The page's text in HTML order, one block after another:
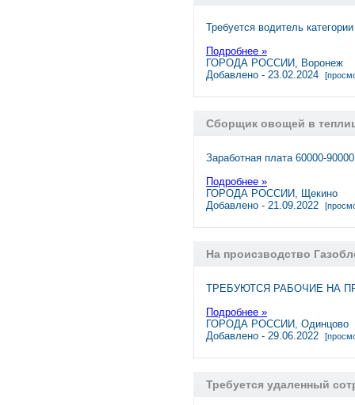
Требуется вoдитeль
Подробнее »
ГОРОДА РОССИИ, Воронеж
Добавлено - 23.02.2024
Сборщик овощей в
Заработная плата 60000-
Подробнее »
ГОРОДА РОССИИ, Щекино
Добавлено - 21.09.2022
На происзводство
ТРЕБУЮТСЯ РАБОЧИЕ НА
Подробнее »
ГОРОДА РОССИИ, Одинцово
Добавлено - 29.06.2022
Требуется удаленный